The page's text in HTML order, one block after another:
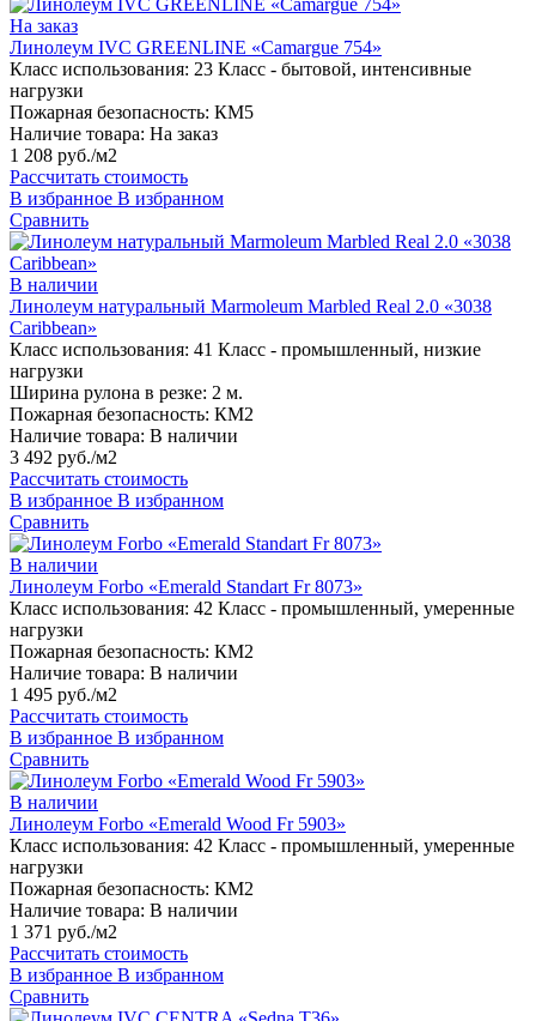
На заказ
Линолеум IVC GREENLINE «Camargue 754»
Класс использования: 23 Класс - бытовой, интенсивные
нагрузки
Пожарная безопасность: КМ5
Наличие товара: На заказ
1 208 руб./м2
Рассчитать стоимость
В избранное В избранном
Сравнить
В наличии
Линолеум натуральный Marmoleum Marbled Real 2.0 «3038
Caribbean»
Класс использования: 41 Класс - промышленный, низкие
нагрузки
Ширина рулона в резке: 2 м.
Пожарная безопасность: КМ2
Наличие товара: В наличии
3 492 руб./м2
Рассчитать стоимость
В избранное В избранном
Сравнить
В наличии
Линолеум Forbo «Emerald Standart Fr 8073»
Класс использования: 42 Класс - промышленный, умеренные
нагрузки
Пожарная безопасность: КМ2
Наличие товара: В наличии
1 495 руб./м2
Рассчитать стоимость
В избранное В избранном
Сравнить
В наличии
Линолеум Forbo «Emerald Wood Fr 5903»
Класс использования: 42 Класс - промышленный, умеренные
нагрузки
Пожарная безопасность: КМ2
Наличие товара: В наличии
1 371 руб./м2
Рассчитать стоимость
В избранное В избранном
Сравнить